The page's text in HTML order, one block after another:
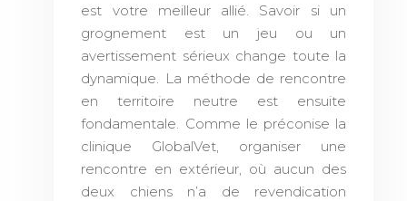
est votre meilleur allié. Savoir si un
grognement est un jeu ou un
avertissement sérieux change toute la
dynamique. La méthode de rencontre
en territoire neutre est ensuite
fondamentale. Comme le préconise la
clinique GlobalVet, organiser une
rencontre en extérieur, où aucun des
deux chiens n’a de revendication